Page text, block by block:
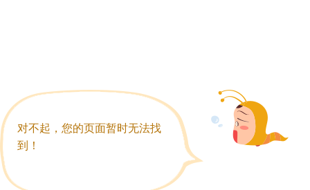
对不起，您的页面暂时无法找
到！